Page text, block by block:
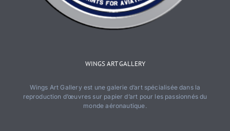
WINGS ART GALLERY
Wings Art Gallery est une galerie d’art spécialisée dans la
reproduction d’œuvres sur papier d’art pour les passionnés du
monde aéronautique.